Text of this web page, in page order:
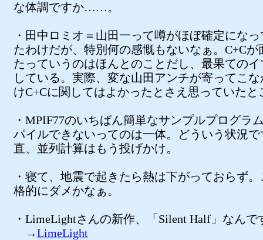
な体調ですか……。
・田中ロミオ＝山田一って噂がほぼ確定にな
たわけだが、特別何の感慨もないなぁ。C+Cが
たっていうのはほんとのことだし、最果ての
している。実際、変な山田アンチが寄ってこ
けC+Cに関してはよかったとさえ思っていたと
・MPIF77のいちばん簡単なサンプルプログラ
パイルできないってのは一体。どういう状況
直、並列計算はもう投げかけ。
・寝て、地震で起きたら熱は下がっておらず
格的にダメかなぁ。
・LimeLightさんの新作、「Silent Half」なんで
→LimeLight